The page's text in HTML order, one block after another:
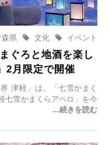
森県 イベント
文化
ぐろと地酒を楽し
2月限定で開催
津軽」は、「七雪かまく
七雪かまくらアペロ」を今